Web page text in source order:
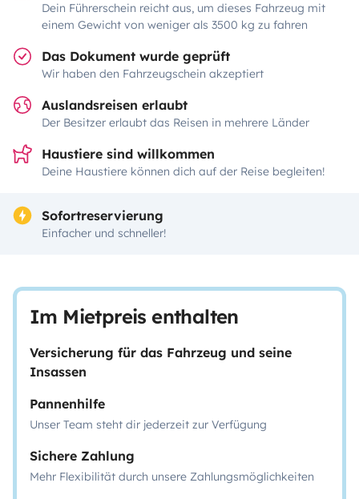
Dein Führerschein reicht aus, um dieses Fahrzeug mit
einem Gewicht von weniger als 3500 kg zu fahren
Das Dokument wurde geprüft
Wir haben den Fahrzeugschein akzeptiert
Auslandsreisen erlaubt
Der Besitzer erlaubt das Reisen in mehrere Länder
Haustiere sind willkommen
Deine Haustiere können dich auf der Reise begleiten!
Sofortreservierung
Einfacher und schneller!
Im Mietpreis enthalten
Versicherung für das Fahrzeug und seine
Insassen
Pannenhilfe
Unser Team steht dir jederzeit zur Verfügung
Sichere Zahlung
Mehr Flexibilität durch unsere Zahlungsmöglichkeiten